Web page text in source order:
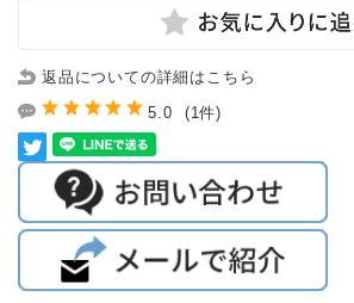
返品についての詳細はこちら
5.0 (1件)